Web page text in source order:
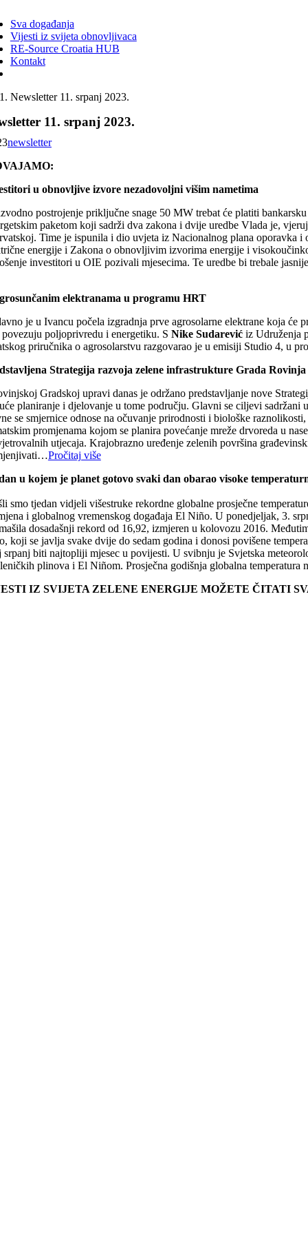
Sva događanja
Vijesti iz svijeta obnovljivaca
RE-Source Croatia HUB
Kontakt
Newsletter 11. srpanj 2023.
11. srpanj 2023.
newsletter
u obnovljive izvore nezadovoljni višim nametima
postrojenje priključne snage 50 MW trebat će platiti
paketom koji sadrži dva zakona i dvije uredbe Vlada je,
Time je ispunila i dio uvjeta iz Nacionalnog plana oporavka
energije i Zakona o obnovljivim izvorima energije i
investitori u OIE pozivali mjesecima. Te uredbe bi trebale
elektranama u programu HRT
je u Ivancu počela izgradnja prve agrosolarne elektrane koja
poljoprivredu i energetiku. S Nike Sudarevićiz Udruženja
priručnika o agrosolarstvu razgovarao je u emisiji Studio 4, u
Strategija razvoja zelene infrastrukture Grada Rovinja
Gradskoj upravi danas je održano predstavljanje nove
planiranje i djelovanje u tome području. Glavni se ciljevi sadržani
se smjernice odnose na očuvanje prirodnosti i biološke
promjenama kojom se planira povećanje mreže drvoreda u
utjecaja. Krajobrazno uređenje zelenih površina
Pročitaj više
u kojem je planet gotovo svaki dan obarao visoke
smo tjedan vidjeli višestruke rekordne globalne prosječne
i globalnog vremenskog događaja El Niño. U ponedjeljak, 3.
dosadašnji rekord od 16,92, izmjeren u kolovozu 2016.
koji se javlja svake dvije do sedam godina i donosi povišene
srpanj biti najtopliji mjesec u povijesti. U svibnju je Svjetska
plinova i El Niñom. Prosječna godišnja globalna
IZ SVIJETA ZELENE ENERGIJE MOŽETE ČITATI